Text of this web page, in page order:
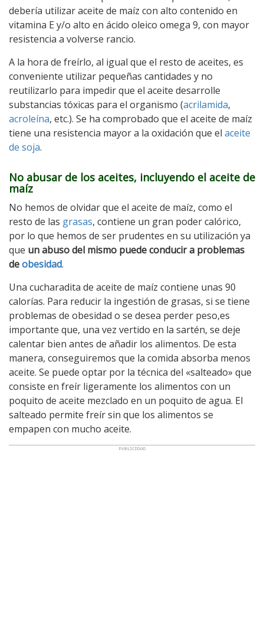
debería utilizar aceite de maíz con alto contenido en
vitamina E y/o alto en ácido oleico omega 9, con mayor
resistencia a volverse rancio.
A la hora de freírlo, al igual que el resto de aceites, es
conveniente utilizar pequeñas cantidades y no
reutilizarlo para impedir que el aceite desarrolle
substancias tóxicas para el organismo (acrilamida,
acroleína, etc.). Se ha comprobado que el aceite de maíz
tiene una resistencia mayor a la oxidación que el aceite
de soja.
No abusar de los aceites, incluyendo el aceite de
maíz
No hemos de olvidar que el aceite de maíz, como el
resto de las grasas, contiene un gran poder calórico,
por lo que hemos de ser prudentes en su utilización ya
que un abuso del mismo puede conducir a problemas
deobesidad.
Una cucharadita de aceite de maíz contiene unas 90
calorías. Para reducir la ingestión de grasas, si se tiene
problemas de obesidad o se desea perder peso,es
importante que, una vez vertido en la sartén, se deje
calentar bien antes de añadir los alimentos. De esta
manera, conseguiremos que la comida absorba menos
aceite. Se puede optar por la técnica del «salteado» que
consiste en freír ligeramente los alimentos con un
poquito de aceite mezclado en un poquito de agua. El
salteado permite freír sin que los alimentos se
empapen con mucho aceite.